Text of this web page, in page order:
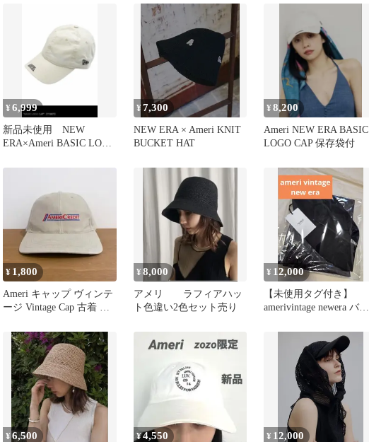
¥6,999
新品未使用 NEW
ERA×Ameri BASIC LOGO
¥7,300
NEW ERA × Ameri KNIT
BUCKET HAT
¥8,200
Ameri NEW ERA BASIC
LOGO CAP 保存袋付
¥ 1,800
Ameri キャップ ヴィンテ
ージ Vintage Cap 古着 企
¥8,000
アメリ ラフィアハッ
ト色違い2色セット売り
¥ 12,000
【未使用タグ付き】
amerivintage newera バケ
¥6,500 ¥4,550 ¥ 12,000